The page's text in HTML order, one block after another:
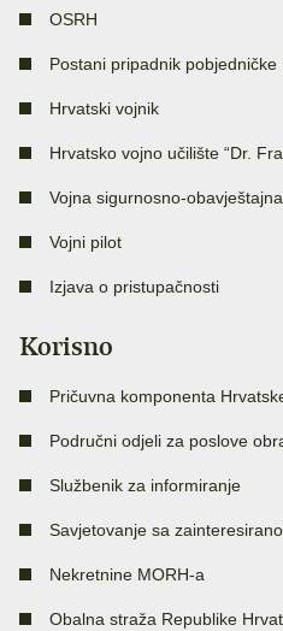
OSRH
Postani pripadnik pobjedničke
Hrvatski vojnik
Hrvatsko vojno učilište “Dr.
Vojna sigurnosno-
Vojni pilot
Izjava o pristupačnosti
Korisno
Pričuvna komponenta
Područni odjeli za poslove
Službenik za informiranje
Savjetovanje sa
Nekretnine MORH-a
Obalna straža Republike